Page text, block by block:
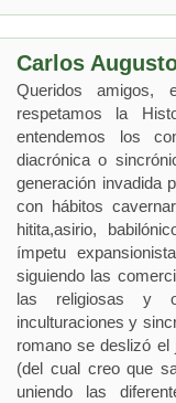
Carlos
Queridos amigos,
respetamos la
entendemos los
diacrónica o
generación invadida
con hábitos
hitita,asirio,
ímpetu
siguiendo las
las religiosas y
inculturaciones y
romano se deslizó
(del cual creo que
uniendo las